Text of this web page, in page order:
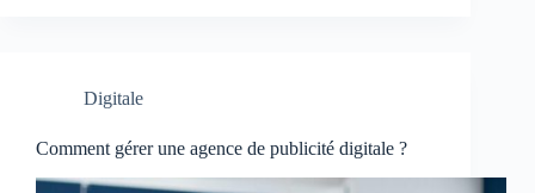
Digitale
Comment gérer une agence de publicité digitale ?